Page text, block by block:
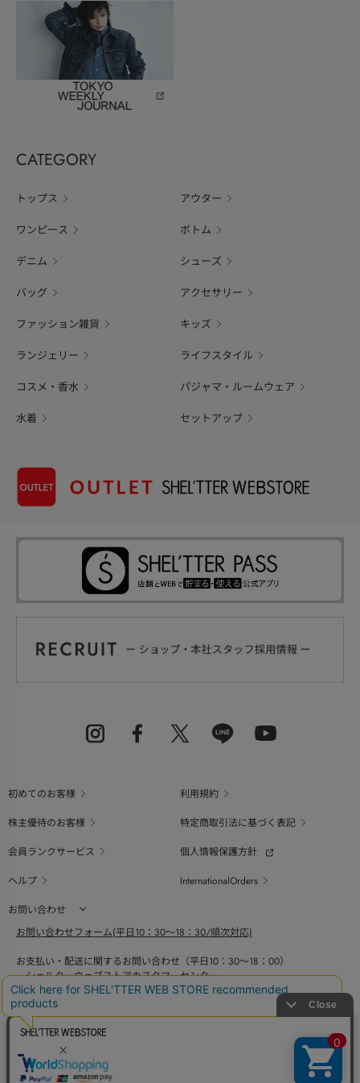
CATEGORY
トップス アウター
ワンピース ボトム
デニム シューズ
バッグ アクセサリー
ファッション雑貨 キッズ
ランジェリー ライフスタイル
コスメ・香水 パジャマ・ルームウェア
水着 セットアップ
初めてのお客様
利用規約
株主優待のお客様
特定商取引法に基づく表記
会員ランクサービス
個人情報保護方針
ヘルプ
InternationalOrders
お問い合わせ
お問い合わせフォーム(平日10：30～18：30/順次対応)
お支払い・配送に関するお問い合わせ（平日10：30～18：00）
シェルターウェブストアカスタマーセンター
0800-123-6820
商品の素材、サイズ、仕様等に関するお問い合せ（平日10：30～18：00）
バロックジャパンリミテッドコールセンター
03-6730-9191
BAROQUE JAPAN LIMITED